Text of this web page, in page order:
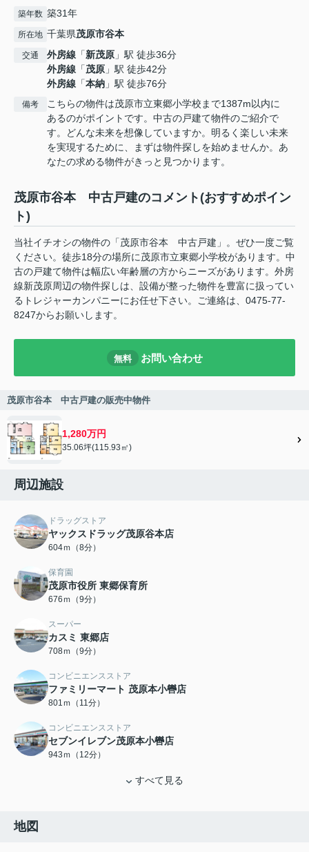
築年数 築31年
所在地 千葉県茂原市谷本
交通 外房線 「新茂原 」駅 徒歩36分
外房線 「茂原 」駅 徒歩42分
外房線 「本納 」駅 徒歩76分
備考
こちらの物件は茂原市立東郷小学校まで1387m以内に
あるのがポイントです。中古の戸建て物件のご紹介で
す。どんな未来を想像していますか。明るく楽しい未来
を実現するために、まずは物件探しを始めませんか。あ
なたの求める物件がきっと見つかります。
茂原市谷本 中古戸建のコメント(おすすめポイン
ト)
当社イチオシの物件の「茂原市谷本 中古戸建」。ぜひ一度ご覧
ください。徒歩18分の場所に茂原市立東郷小学校があります。中
古の戸建て物件は幅広い年齢層の方からニーズがあります。外房
線新茂原周辺の物件探しは、設備が整った物件を豊富に扱ってい
るトレジャーカンパニーにお任せ下さい。ご連絡は、0475-77-
8247からお願いします。
無料 お問い合わせ
茂原市谷本 中古戸建の販売中物件
1,280万円
35.06坪(115.93㎡)
周辺施設
ドラッグストア
ヤックスドラッグ茂原谷本店
604ｍ（8分）
保育園
茂原市役所 東郷保育所
676ｍ（9分）
スーパー
カスミ 東郷店
708ｍ（9分）
コンビニエンスストア
ファミリーマート 茂原本小轡店
801ｍ（11分）
コンビニエンスストア
セブンイレブン茂原本小轡店
943ｍ（12分）
すべて見る
地図